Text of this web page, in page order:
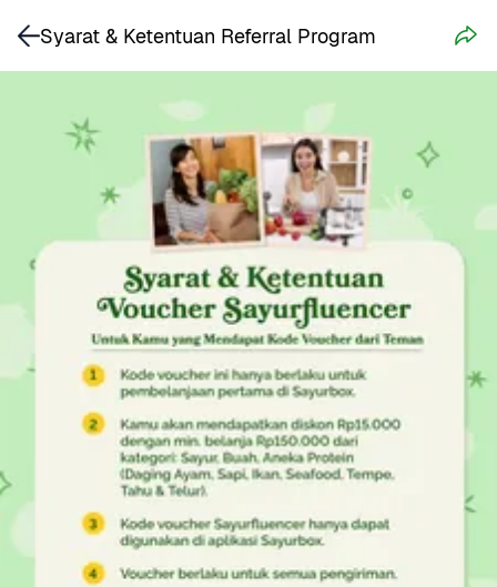
Syarat & Ketentuan Referral Program